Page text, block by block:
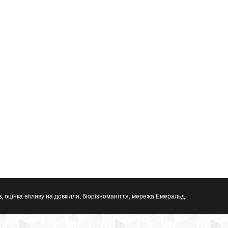
впливу на довкілля, біорізноманіття, мережа Емеральд.